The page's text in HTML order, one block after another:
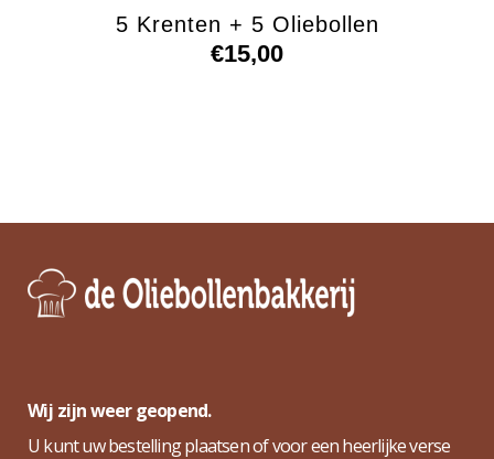
5 Krenten + 5 Oliebollen
€15,00
Wij zijn weer geopend.
U kunt uw bestelling plaatsen of voor een heerlijke verse